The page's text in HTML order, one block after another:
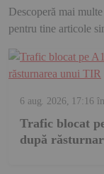
Descoperă mai
pentru tine articole
6 aug. 2026, 17:16 în
Trafic blocat
după